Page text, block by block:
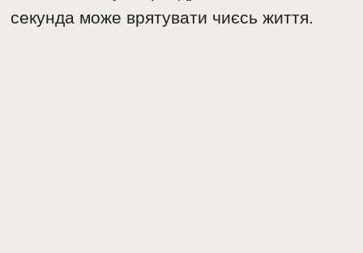
секунда може врятувати чиєсь життя.